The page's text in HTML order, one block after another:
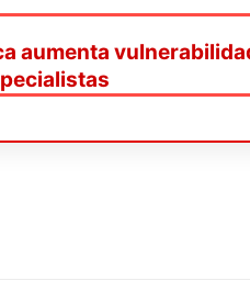
aumenta